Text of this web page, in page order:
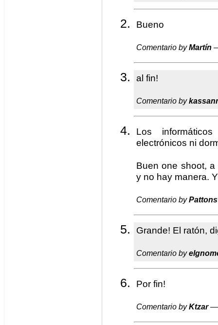
Bueno
Comentario byMartín
al fin!
Comentario by
Los
electrónicos ni
Buen one shoot,
y no hay manera.
Comentario by
Grande! El ratón,
Comentario by
Por fin!
Comentario byKtzar—